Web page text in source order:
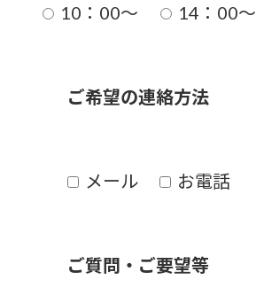
10：00〜 14：00〜
ご希望の連絡方法
メール お電話
ご質問・ご要望等